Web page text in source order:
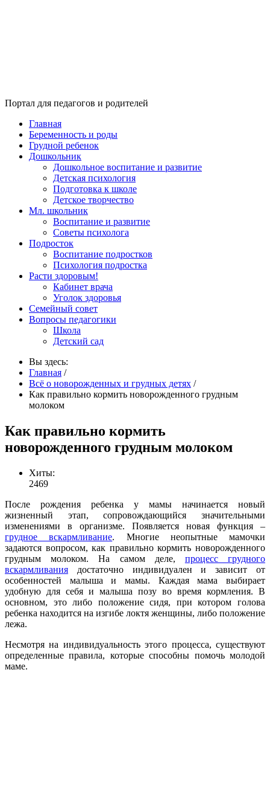
Портал для педагогов и родителей
Главная
Беременность и роды
Грудной ребенок
Дошкольник
Дошкольное воспитание и развитие
Детская психология
Подготовка к школе
Детское творчество
Мл. школьник
Воспитание и развитие
Советы психолога
Подросток
Воспитание подростков
Психология подростка
Расти здоровым!
Кабинет врача
Уголок здоровья
Семейный совет
Вопросы педагогики
Школа
Детский сад
Вы здесь:
Главная /
Всё о новорожденных и грудных детях /
Как правильно кормить новорожденного грудным
молоком
Как правильно кормить
новорожденного грудным молоком
Хиты:
2469
После рождения ребенка у мамы начинается новый
жизненный этап, сопровождающийся значительными
изменениями в организме. Появляется новая функция –
грудное вскармливание. Многие неопытные мамочки
задаются вопросом, как правильно кормить новорожденного
грудным молоком. На самом деле, процесс грудного
вскармливания достаточно индивидуален и зависит от
особенностей малыша и мамы. Каждая мама выбирает
удобную для себя и малыша позу во время кормления. В
основном, это либо положение сидя, при котором голова
ребенка находится на изгибе локтя женщины, либо положение
лежа.
Несмотря на индивидуальность этого процесса, существуют
определенные правила, которые способны помочь молодой
маме.